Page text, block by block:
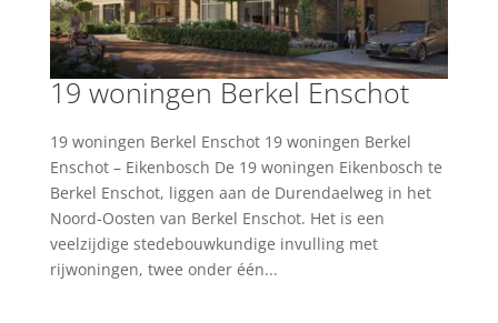
19 woningen Berkel Enschot
19 woningen Berkel Enschot 19 woningen Berkel
Enschot – Eikenbosch De 19 woningen Eikenbosch te
Berkel Enschot, liggen aan de Durendaelweg in het
Noord-Oosten van Berkel Enschot. Het is een
veelzijdige stedebouwkundige invulling met
rijwoningen, twee onder één...